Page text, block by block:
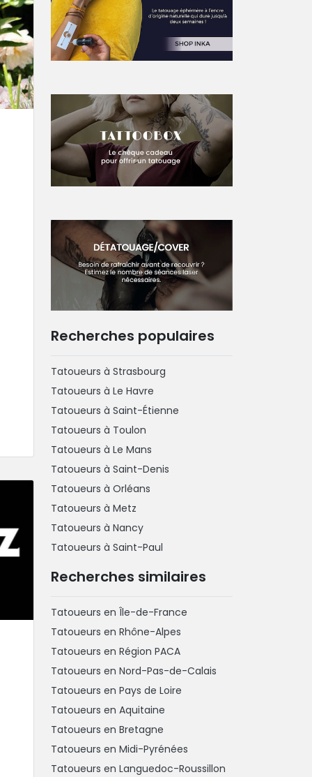
Recherches populaires
Tatoueurs à Strasbourg
Tatoueurs à Le Havre
Tatoueurs à Saint-Étienne
Tatoueurs à Toulon
Tatoueurs à Le Mans
Tatoueurs à Saint-Denis
Tatoueurs à Orléans
Tatoueurs à Metz
Tatoueurs à Nancy
Tatoueurs à Saint-Paul
Recherches similaires
Tatoueurs en Île-de-France
Tatoueurs en Rhône-Alpes
Tatoueurs en Région PACA
Tatoueurs en Nord-Pas-de-Calais
Tatoueurs en Pays de Loire
Tatoueurs en Aquitaine
Tatoueurs en Bretagne
Tatoueurs en Midi-Pyrénées
Tatoueurs en Languedoc-Roussillon